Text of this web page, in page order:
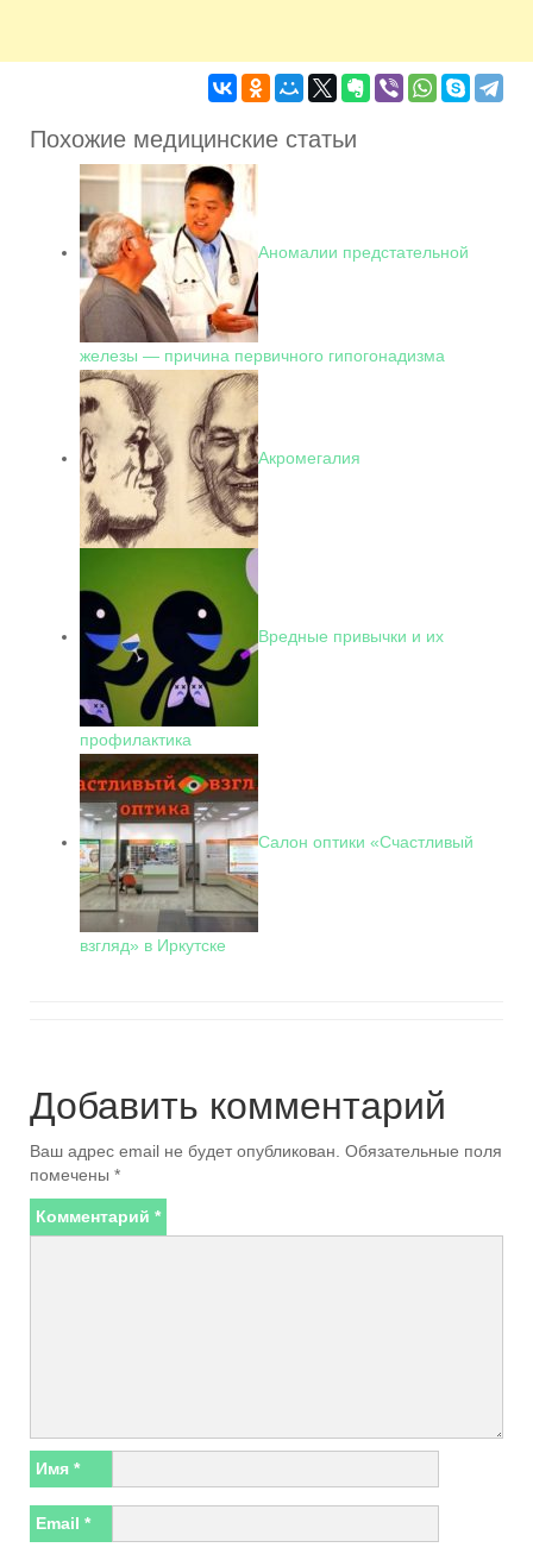
Похожие медицинские статьи
Аномалии предстательной
железы — причина первичного гипогонадизма
Акромегалия
Вредные привычки и их
профилактика
Салон оптики «Счастливый
взгляд» в Иркутске
Добавить комментарий
Ваш адрес email не будет опубликован. Обязательные поля
помечены *
Комментарий *
Имя *
Email *